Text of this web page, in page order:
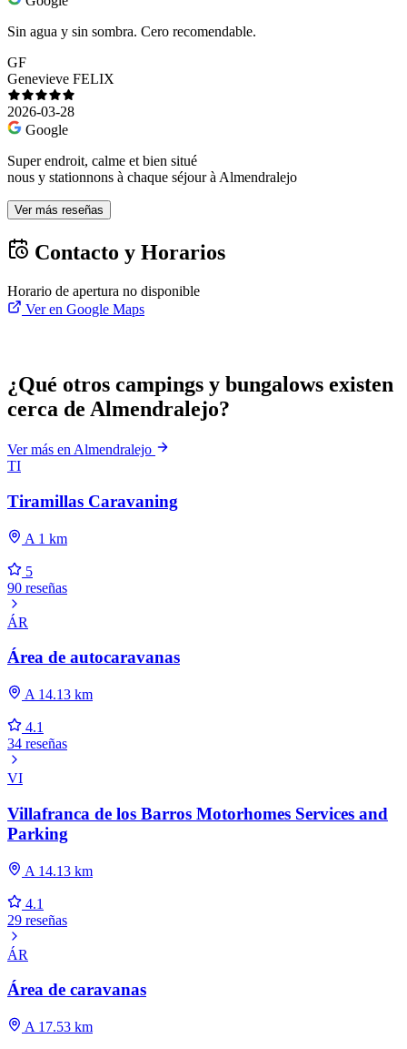
Sin agua y sin sombra. Cero recomendable.
GF
Genevieve FELIX
2026-03-28
Google
Super endroit, calme et bien situé
nous y stationnons à chaque séjour à Almendralejo
Ver más reseñas
Contacto y Horarios
Horario de apertura no disponible
Ver en Google Maps
¿Qué otros campings y bungalows existen
cerca de Almendralejo?
Ver más en Almendralejo
TI
Tiramillas Caravaning
A 1 km
5
90 reseñas
ÁR
Área de autocaravanas
A 14.13 km
4.1
34 reseñas
VI
Villafranca de los Barros Motorhomes Services and
Parking
A 14.13 km
4.1
29 reseñas
ÁR
Área de caravanas
A 17.53 km